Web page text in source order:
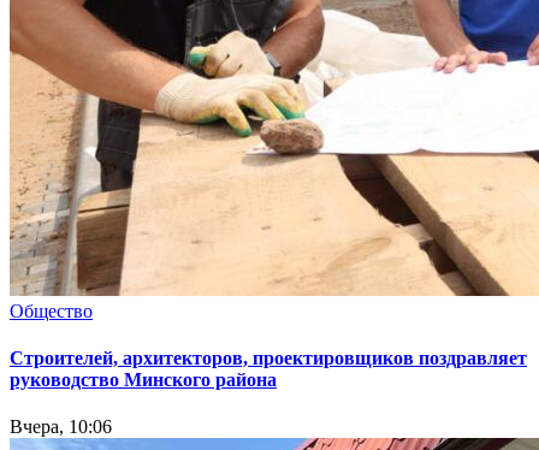
Общество
Cтроителей, архитекторов, проектировщиков поздравляет
руководство Минского района
Вчера, 10:06